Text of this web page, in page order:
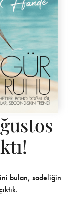
bulan, sadeliğin